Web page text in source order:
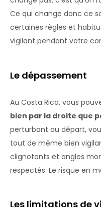
Ce qui change donc ce
certaines règles et
vigilant pendant votre
Le dépassement
Au Costa Rica, vous
bien par la droite que
perturbant au départ,
tout de même bien
clignotants et angles
respectés. Le risque en
Les limitations de